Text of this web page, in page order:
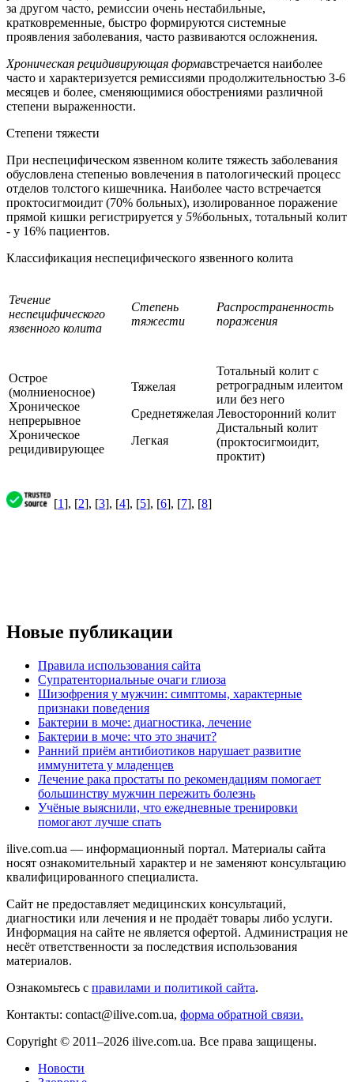
за другом часто, ремиссии очень нестабильные,
кратковременные, быстро формируются системные
проявления заболевания, часто развиваются осложнения.
Хроническая рецидивирующая формавстречается наиболее
часто и характеризуется ремиссиями продолжительностью 3-6
месяцев и более, сменяющимися обострениями различной
степени выраженности.
Степени тяжести
При неспецифическом язвенном колите тяжесть заболевания
обусловлена степенью вовлечения в патологический процесс
отделов толстого кишечника. Наиболее часто встречается
проктосигмоидит (70% больных), изолированное поражение
прямой кишки регистрируется у 5%больных, тотальный колит
- у 16% пациентов.
Классификация неспецифического язвенного колита
Течение
неспецифического
язвенного колита
Степень
тяжести
Распространенность
поражения
Острое
(молниеносное)
Хроническое
непрерывное
Хроническое
рецидивирующее
Тяжелая
Среднетяжелая
Легкая
Тотальный колит с
ретроградным илеитом
или без него
Левосторонний колит
Дистальный колит
(проктосигмоидит,
проктит)
[1], [2], [3], [4], [5], [6], [7], [8]
Новые публикации
Правила использования сайта
Супратенториальные очаги глиоза
Шизофрения у мужчин: симптомы, характерные
признаки поведения
Бактерии в моче: диагностика, лечение
Бактерии в моче: что это значит?
Ранний приём антибиотиков нарушает развитие
иммунитета у младенцев
Лечение рака простаты по рекомендациям помогает
большинству мужчин пережить болезнь
Учёные выяснили, что ежедневные тренировки
помогают лучше спать
ilive.com.ua — информационный портал. Материалы сайта
носят ознакомительный характер и не заменяют консультацию
квалифицированного специалиста.
Сайт не предоставляет медицинских консультаций,
диагностики или лечения и не продаёт товары либо услуги.
Информация на сайте не является офертой. Администрация не
несёт ответственности за последствия использования
материалов.
Ознакомьтесь с правилами и политикой сайта.
Контакты: contact@ilive.com.ua, форма обратной связи.
Copyright © 2011–2026 ilive.com.ua. Все права защищены.
Новости